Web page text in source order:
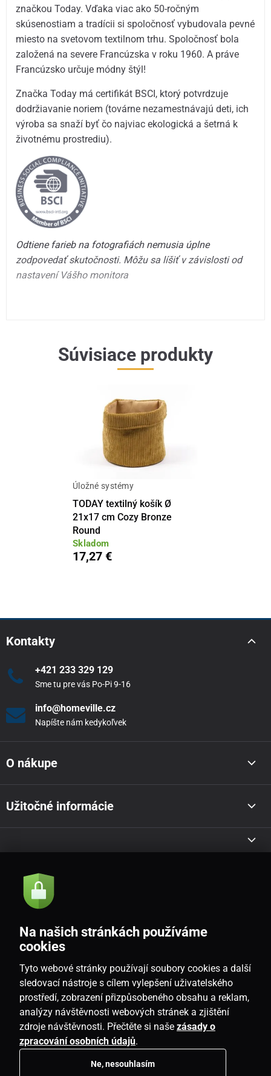
značkou Today. Vďaka viac ako 50-ročným
skúsenostiam a tradícii si spoločnosť vybudovala pevné
miesto na svetovom textilnom trhu. Spoločnosť bola
založená na severe Francúzska v roku 1960. A práve
Francúzsko určuje módny štýl!
Značka Today má certifikát BSCI, ktorý potvrdzuje
dodržiavanie noriem (továrne nezamestnávajú deti, ich
výroba sa snaží byť čo najviac ekologická a šetrná k
životnému prostrediu).
Odtiene farieb na fotografiách nemusia úplne
zodpovedať skutočnosti. Môžu sa líšiť v závislosti od
nastavení Vášho monitora
Súvisiace produkty
Úložné systémy
TODAY textilný košík Ø
21x17 cm Cozy Bronze
Round
Skladom
17,27 €
Kontakty
+421 233 329 129
Sme tu pre vás Po-Pi 9-16
info@homeville.cz
Napíšte nám kedykoľvek
O nákupe
Užitočné informácie
Akcie a novinky e-mailom
Souhlasím sezásadami zpracování osobních údajů
SK
Na našich stránkách používáme
cookies
Tyto webové stránky používají soubory cookies a další
sledovací nástroje s cílem vylepšení uživatelského
prostředí, zobrazení přizpůsobeného obsahu a reklam,
analýzy návštěvnosti webových stránek a zjištění
zdroje návštěvnosti. Přečtěte si naše zásady o
zpracování osobních údajů.
Ne, nesouhlasím